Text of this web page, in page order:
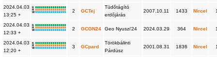
2024.04.03
13:25 +
K
R
W
2 GCTej
Tüdőtágító
erdőjárás
2007.10.11 1433 Nircel
2024.04.03
12:33 +
K
R
W
2 GCGN24 Geo Nyuszi'24 2024.03.29 364 Nircel
2024.04.03
12:20 +
K
R
W
3 GCpard
Törökbálinti
Párdüsz
2001.08.31 1836 Nircel